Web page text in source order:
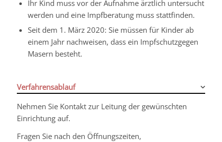
Ihr Kind muss vor der Aufnahme ärztlich untersucht
werden und eine Impfberatung muss stattfinden.
Seit dem 1. März 2020: Sie müssen für Kinder ab
einem Jahr nachweisen, dass ein Impfschutzgegen
Masern besteht.
Verfahrensablauf
Nehmen Sie Kontakt zur Leitung der gewünschten
Einrichtung auf.
Fragen Sie nach den Öffnungszeiten,